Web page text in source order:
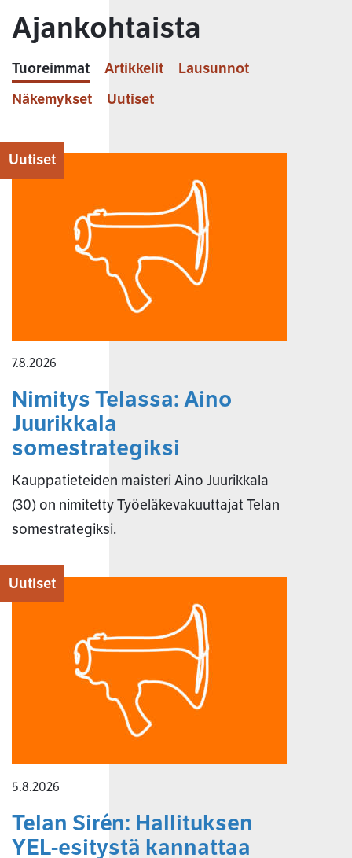
Ajankohtaista
Tuoreimmat Artikkelit
Lausunnot
Näkemykset
Uutiset
Uutiset
7.8.2026
Nimitys Telassa: Aino
Juurikkala
somestrategiksi
Kauppatieteiden maisteri Aino Juurikkala
(30) on nimitetty Työeläkevakuuttajat Telan
somestrategiksi.
Uutiset
5.8.2026
Telan Sirén: Hallituksen
YEL-esitystä kannattaa